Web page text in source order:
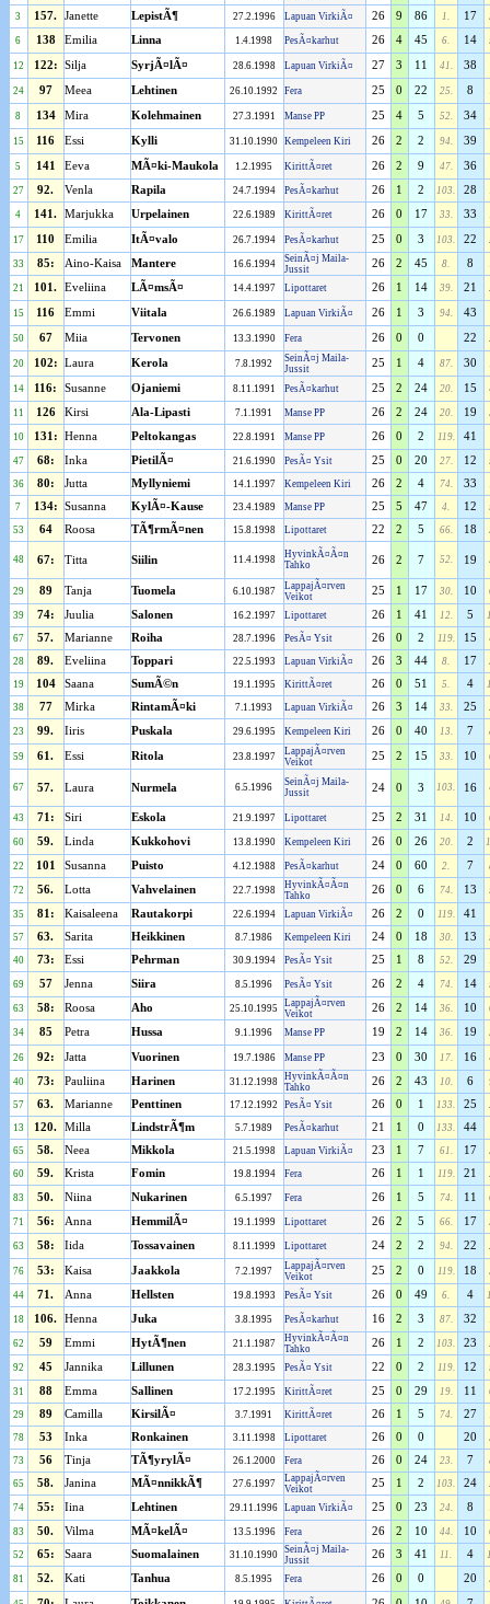
3 157. Janette LepistÃ¶ 27.2.1996 Lapuan VirkiÃ¤ 26 9 86 1. 17
6 138 Emilia Linna 1.4.1998 PesÃ¤karhut 26 4 45 6. 14
12 122: Silja SyrjÃ¤lÃ¤ 28.6.1998 Lapuan VirkiÃ¤ 27 3 11 41. 38
24 97 Meea Lehtinen 26.10.1992 Fera 25 0 22 25. 8
8 134 Mira Kolehmainen 27.3.1991 Manse PP 25 4 5 52. 34
15 116 Essi Kylli 31.10.1990 Kempeleen Kiri 26 2 2 94. 39
5 141 Eeva MÃ¤ki-Maukola 1.2.1995 KirittÃ¤ret 26 2 9 47. 36
27 92. Venla Rapila 24.7.1994 PesÃ¤karhut 26 1 2 103. 28
4 141. Marjukka Urpelainen 22.6.1989 KirittÃ¤ret 26 0 17 33. 33
17 110 Emilia ItÃ¤valo 26.7.1994 PesÃ¤karhut 25 0 3 103. 22
33 85: Aino-Kaisa Mantere 16.6.1994
SeinÃ¤j Maila-
Jussit
26 2 45 8. 8
21 101. Eveliina LÃ¤msÃ¤ 14.4.1997 Lipottaret 26 1 14 39. 21
15 116 Emmi Viitala 26.6.1989 Lapuan VirkiÃ¤ 26 1 3 94. 43
50 67 Miia Tervonen 13.3.1990 Fera 26 0 0 22
20 102: Laura Kerola 7.8.1992
SeinÃ¤j Maila-
Jussit
25 1 4 87. 30
14 116: Susanne Ojaniemi 8.11.1991 PesÃ¤karhut 25 2 24 20. 15
11 126 Kirsi Ala-Lipasti 7.1.1991 Manse PP 26 2 24 20. 19
10 131: Henna Peltokangas 22.8.1991 Manse PP 26 0 2 119. 41
47 68: Inka PietilÃ¤ 21.6.1990 PesÃ¤ Ysit 25 0 20 27. 12
36 80: Jutta Myllyniemi 14.1.1997 Kempeleen Kiri 26 2 4 74. 33
7 134: Susanna KylÃ¤-Kause 23.4.1989 Manse PP 25 5 47 4. 12
53 64 Roosa TÃ¶rmÃ¤nen 15.8.1998 Lipottaret 22 2 5 66. 18
48 67: Titta Siilin 11.4.1998
HyvinkÃ¤Ã¤n
Tahko
26 2 7 52. 19
29 89 Tanja Tuomela 6.10.1987
LappajÃ¤rven
Veikot
25 1 17 30. 10
39 74: Juulia Salonen 16.2.1997 Lipottaret 26 1 41 12. 5
67 57. Marianne Roiha 28.7.1996 PesÃ¤ Ysit 26 0 2 119. 15
28 89. Eveliina Toppari 22.5.1993 Lapuan VirkiÃ¤ 26 3 44 8. 17
19 104 Saana SumÃ©n 19.1.1995 KirittÃ¤ret 26 0 51 5. 4
38 77 Mirka RintamÃ¤ki 7.1.1993 Lapuan VirkiÃ¤ 26 3 14 33. 25
23 99. Iiris Puskala 29.6.1995 Kempeleen Kiri 26 0 40 13. 7
59 61. Essi Ritola 23.8.1997
LappajÃ¤rven
Veikot
25 2 15 33. 10
67 57. Laura Nurmela 6.5.1996
SeinÃ¤j Maila-
Jussit
24 0 3 103. 16
43 71: Siri Eskola 21.9.1997 Lipottaret 25 2 31 14. 10
60 59. Linda Kukkohovi 13.8.1990 Kempeleen Kiri 26 0 26 20. 2
22 101 Susanna Puisto 4.12.1988 PesÃ¤karhut 24 0 60 2. 7
72 56. Lotta Vahvelainen 22.7.1998
HyvinkÃ¤Ã¤n
Tahko
26 0 6 74. 13
35 81: Kaisaleena Rautakorpi 22.6.1994 Lapuan VirkiÃ¤ 26 2 0 119. 41
57 63. Sarita Heikkinen 8.7.1986 Kempeleen Kiri 24 0 18 30. 13
40 73: Essi Pehrman 30.9.1994 PesÃ¤ Ysit 25 1 8 52. 29
69 57 Jenna Siira 8.5.1996 PesÃ¤ Ysit 26 2 4 74. 14
63 58: Roosa Aho 25.10.1995
LappajÃ¤rven
Veikot
26 2 14 36. 10
34 85 Petra Hussa 9.1.1996 Manse PP 19 2 14 36. 19
26 92: Jatta Vuorinen 19.7.1986 Manse PP 23 0 30 17. 16
40 73: Pauliina Harinen 31.12.1998
HyvinkÃ¤Ã¤n
Tahko
26 2 43 10. 6
57 63. Marianne Penttinen 17.12.1992 PesÃ¤ Ysit 26 0 1 133. 25
13 120. Milla LindstrÃ¶m 5.7.1989 PesÃ¤karhut 21 1 0 133. 44
65 58. Neea Mikkola 21.5.1998 Lapuan VirkiÃ¤ 23 1 7 61. 17
60 59. Krista Fomin 19.8.1994 Fera 26 1 1 119. 21
83 50. Niina Nukarinen 6.5.1997 Fera 26 1 5 74. 11
71 56: Anna HemmilÃ¤ 19.1.1999 Lipottaret 26 2 5 66. 17
63 58: Iida Tossavainen 8.11.1999 Lipottaret 24 2 2 94. 22
76 53: Kaisa Jaakkola 7.2.1997
LappajÃ¤rven
Veikot
25 2 0 119. 18
44 71. Anna Hellsten 19.8.1993 PesÃ¤ Ysit 26 0 49 6. 4
18 106. Henna Juka 3.8.1995 PesÃ¤karhut 16 2 3 87. 32
62 59 Emmi HytÃ¶nen 21.1.1987
HyvinkÃ¤Ã¤n
Tahko
26 1 2 103. 23
92 45 Jannika Lillunen 28.3.1995 PesÃ¤ Ysit 22 0 2 119. 12
31 88 Emma Sallinen 17.2.1995 KirittÃ¤ret 25 0 29 19. 11
29 89 Camilla KirsilÃ¤ 3.7.1991 KirittÃ¤ret 26 1 5 74. 27
78 53 Inka Ronkainen 3.11.1998 Lipottaret 26 0 0 20
73 56 Tinja TÃ¶yrylÃ¤ 26.1.2000 Fera 26 0 24 23. 7
65 58. Janina MÃ¤nnikkÃ¶ 27.6.1997
LappajÃ¤rven
Veikot
25 1 2 103. 24
74 55: Iina Lehtinen 29.11.1996 Lapuan VirkiÃ¤ 25 0 23 24. 8
83 50. Vilma MÃ¤kelÃ¤ 13.5.1996 Fera 26 2 10 44. 10
52 65: Saara Suomalainen 31.10.1990 SeinÃ¤j Maila-
Jussit
26 3 41 11. 4
81 52. Kati Tanhua 8.5.1995 Fera 26 0 0 20